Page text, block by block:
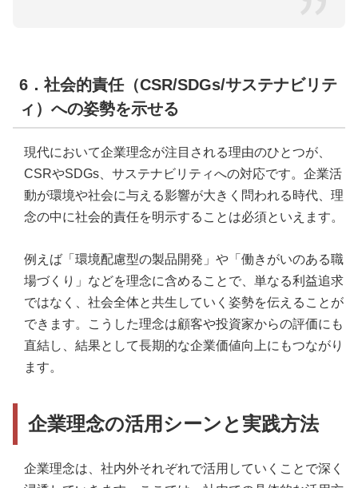
6．社会的責任（CSR/SDGs/サステナビリテ
ィ）への姿勢を示せる
現代において企業理念が注目される理由のひとつが、
CSRやSDGs、サステナビリティへの対応です。企業活
動が環境や社会に与える影響が大きく問われる時代、理
念の中に社会的責任を明示することは必須といえます。
例えば「環境配慮型の製品開発」や「働きがいのある職
場づくり」などを理念に含めることで、単なる利益追求
ではなく、社会全体と共生していく姿勢を伝えることが
できます。こうした理念は顧客や投資家からの評価にも
直結し、結果として長期的な企業価値向上にもつながり
ます。
企業理念の活用シーンと実践方法
企業理念は、社内外それぞれで活用していくことで深く